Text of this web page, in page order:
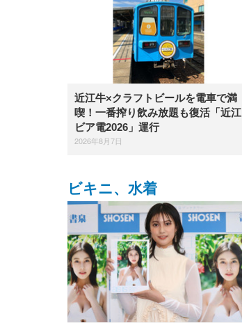
近江牛×クラフトビールを電車で満
喫！一番搾り飲み放題も復活「近江
ビア電2026」運行
2026年8月7日
ビキニ、水着